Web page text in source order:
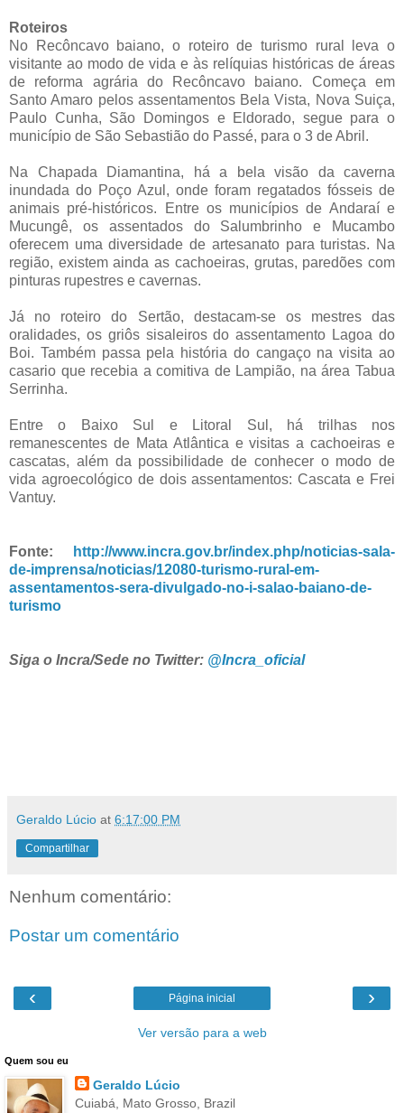
Roteiros
No Recôncavo baiano, o roteiro de turismo rural leva o
visitante ao modo de vida e às relíquias históricas de áreas
de reforma agrária do Recôncavo baiano. Começa em
Santo Amaro pelos assentamentos Bela Vista, Nova Suiça,
Paulo Cunha, São Domingos e Eldorado, segue para o
município de São Sebastião do Passé, para o 3 de Abril.
Na Chapada Diamantina, há a bela visão da caverna
inundada do Poço Azul, onde foram regatados fósseis de
animais pré-históricos. Entre os municípios de Andaraí e
Mucungê, os assentados do Salumbrinho e Mucambo
oferecem uma diversidade de artesanato para turistas. Na
região, existem ainda as cachoeiras, grutas, paredões com
pinturas rupestres e cavernas.
Já no roteiro do Sertão, destacam-se os mestres das
oralidades, os griôs sisaleiros do assentamento Lagoa do
Boi. Também passa pela história do cangaço na visita ao
casario que recebia a comitiva de Lampião, na área Tabua
Serrinha.
Entre o Baixo Sul e Litoral Sul, há trilhas nos
remanescentes de Mata Atlântica e visitas a cachoeiras e
cascatas, além da possibilidade de conhecer o modo de
vida agroecológico de dois assentamentos: Cascata e Frei
Vantuy.
Fonte:
http://www.incra.gov.br/index.php/noticias-sala-
de-imprensa/noticias/12080-turismo-rural-em-
assentamentos-sera-divulgado-no-i-salao-baiano-de-
turismo
Siga o Incra/Sede no Twitter: @Incra_oficial
Geraldo Lúcio at 6:17:00 PM
Compartilhar
Nenhum comentário:
Postar um comentário
‹ ›
Página inicial
Ver versão para a web
Quem sou eu
Geraldo Lúcio
Cuiabá, Mato Grosso, Brazil